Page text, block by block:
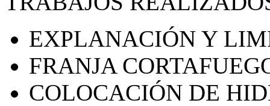
EXPLANACIÓN Y
FRANJA
COLOCACIÓN DE